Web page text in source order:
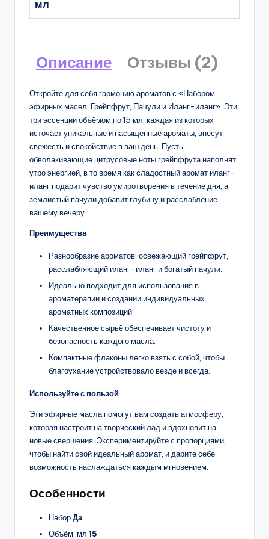
мл
Описание Отзывы (2)
Откройте для себя гармонию ароматов с «Набором
эфирных масел: Грейпфрут, Пачули и Иланг-иланг». Эти
три эссенции объёмом по 15 мл, каждая из которых
источает уникальные и насыщенные ароматы, внесут
свежесть и спокойствие в ваш день. Пусть
обволакивающие цитрусовые ноты грейпфрута наполнят
утро энергией, в то время как сладостный аромат иланг-
иланг подарит чувство умиротворения в течение дня, а
землистый пачули добавит глубину и расслабление
вашему вечеру.
Преимущества
Разнообразие ароматов: освежающий грейпфрут,
расслабляющий иланг-иланг и богатый пачули.
Идеально подходит для использования в
ароматерапии и создании индивидуальных
ароматных композиций.
Качественное сырьё обеспечивает чистоту и
безопасность каждого масла.
Компактные флаконы легко взять с собой, чтобы
благоухание устройствовало везде и всегда.
Используйте с пользой
Эти эфирные масла помогут вам создать атмосферу,
которая настроит на творческий лад и вдохновит на
новые свершения. Экспериментируйте с пропорциями,
чтобы найти свой идеальный аромат, и дарите себе
возможность наслаждаться каждым мгновением.
Особенности
НаборДа
Объём, мл 15